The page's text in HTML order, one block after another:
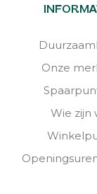
Onze
Wie zijn